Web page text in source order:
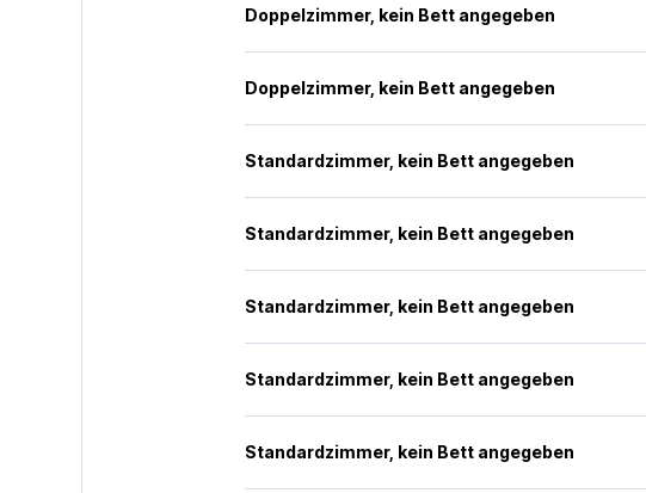
Doppelzimmer, kein Bett angegeben
Doppelzimmer, kein Bett angegeben
Standardzimmer, kein Bett angegeben
Standardzimmer, kein Bett angegeben
Standardzimmer, kein Bett angegeben
Standardzimmer, kein Bett angegeben
Standardzimmer, kein Bett angegeben